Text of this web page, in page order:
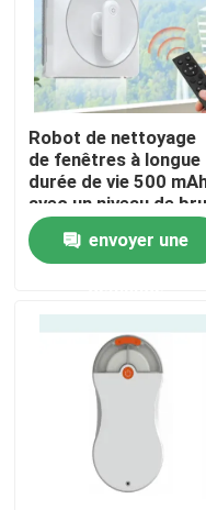
maison
Produits
vidéos
Au sujet de nous
Visite d'usine
Robot de nettoyage
de fenêtres à longue
durée de vie 500
avec un niveau de
de 65 dB
envoyer une